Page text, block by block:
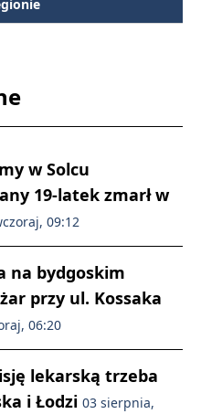
w Solcu
19-latek zmarł w
09:12
na bydgoskim
przy ul. Kossaka
06:20
lekarską trzeba
i Łodzi 03 sierpnia,